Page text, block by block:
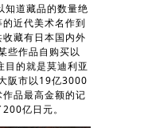
知道藏品的数量绝
近代美术名作到
藏有日本国内外
些作品自购买以
目的就是莫迪利亚
阪市以19亿3000
品最高金额的记
亿日元。